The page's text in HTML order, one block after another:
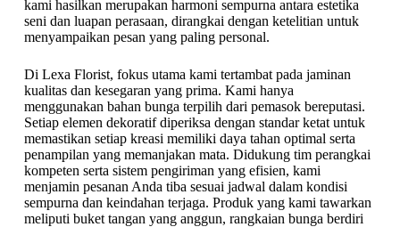
kami hasilkan merupakan harmoni sempurna antara estetika
seni dan luapan perasaan, dirangkai dengan ketelitian untuk
menyampaikan pesan yang paling personal.
Di Lexa Florist, fokus utama kami tertambat pada jaminan
kualitas dan kesegaran yang prima. Kami hanya
menggunakan bahan bunga terpilih dari pemasok bereputasi.
Setiap elemen dekoratif diperiksa dengan standar ketat untuk
memastikan setiap kreasi memiliki daya tahan optimal serta
penampilan yang memanjakan mata. Didukung tim perangkai
kompeten serta sistem pengiriman yang efisien, kami
menjamin pesanan Anda tiba sesuai jadwal dalam kondisi
sempurna dan keindahan terjaga. Produk yang kami tawarkan
meliputi buket tangan yang anggun, rangkaian bunga berdiri